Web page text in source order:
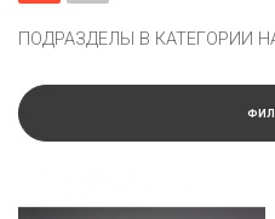
ПОДРАЗДЕЛЫ В КАТЕГОРИИ